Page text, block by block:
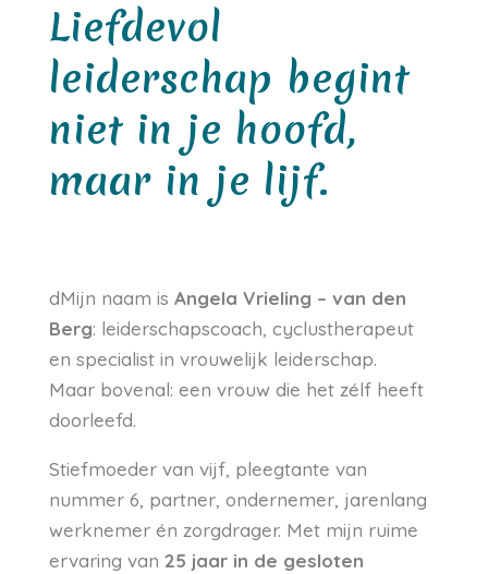
Liefdevol
leiderschap begint
niet in je hoofd,
maar in je lijf.
dMijn naam is Angela Vrieling – van den
Berg: leiderschapscoach, cyclustherapeut
en specialist in vrouwelijk leiderschap.
Maar bovenal: een vrouw die het zélf heeft
doorleefd.
Stiefmoeder van vijf, pleegtante van
nummer 6, partner, ondernemer, jarenlang
werknemer én zorgdrager. Met mijn ruime
ervaring van 25 jaar in de gesloten